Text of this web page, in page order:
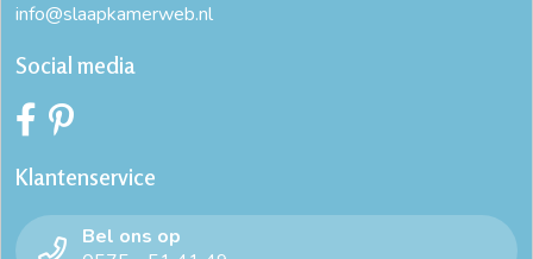
info@slaapkamerweb.nl
Social media
Klantenservice
Bel ons op